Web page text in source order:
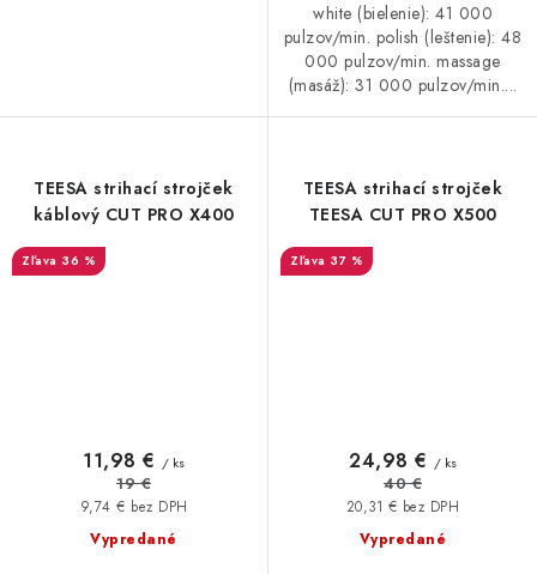
white (bielenie): 41 000
pulzov/min. polish (leštenie): 48
000 pulzov/min. massage
(masáž): 31 000 pulzov/min....
TEESA strihací strojček
káblový CUT PRO X400
36 %
Vypredané
9,74 € bez DPH
11,98 € / ks
19 €
TEESA strihací strojček
TEESA CUT PRO X500
37 %
Vypredané
20,31 € bez DPH
24,98 € / ks
40 €